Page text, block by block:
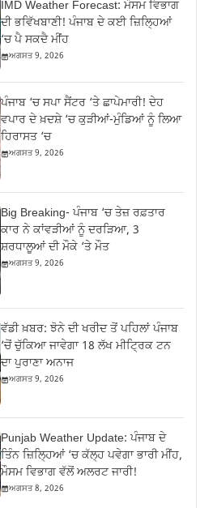
IMD Weather Forecast: ਮੌਸਮ ਵਿਭਾਗ
ਦੀ ਭਵਿੱਖਬਾਣੀ! ਪੰਜਾਬ ਦੇ ਕਈ ਜ਼ਿਲ੍ਹਿਆਂ
‘ਚ ਪੈ ਸਕਦੈ ਮੀਂਹ
ਅਗਸਤ 9, 2026
ਪੰਜਾਬ ‘ਚ ਸਪਾ ਸੈਂਟਰ ‘ਤੇ ਛਾਪੇਮਾਰੀ! ਦੇਹ
ਵਪਾਰ ਦੇ ਖ਼ਦਸ਼ੇ ‘ਚ ਕੁੜੀਆਂ-ਮੁੰਡਿਆਂ ਨੂੰ ਲਿਆ
ਹਿਰਾਸਤ ‘ਚ
ਅਗਸਤ 9, 2026
Big Breaking- ਪੰਜਾਬ ‘ਚ ਤੇਜ਼ ਰਫ਼ਤਾਰ
ਕਾਰ ਨੇ ਕਾਂਵੜੀਆਂ ਨੂੰ ਦਰੜਿਆ, 3
ਸ਼ਰਧਾਲੂਆਂ ਦੀ ਮੌਕੇ ‘ਤੇ ਮੌਤ
ਅਗਸਤ 9, 2026
ਵੱਡੀ ਖ਼ਬਰ: ਝੋਨੇ ਦੀ ਖਰੀਦ ਤੋਂ ਪਹਿਲਾਂ ਪੰਜਾਬ
‘ਚੋਂ ਚੁੱਕਿਆ ਜਾਵੇਗਾ 18 ਲੱਖ ਮੀਟ੍ਰਿਕ ਟਨ
ਦਾ ਪੁਰਾਣਾ ਅਨਾਜ
ਅਗਸਤ 9, 2026
Punjab Weather Update: ਪੰਜਾਬ ਦੇ
ਤਿੰਨ ਜ਼‍ਿਲ੍ਹਿਆਂ ‘ਚ ਕੱਲ੍ਹ ਪਵੇਗਾ ਭਾਰੀ ਮੀਂਹ,
ਮੌਸਮ ਵਿਭਾਗ ਵੱਲੋਂ ਅਲਰਟ ਜਾਰੀ!
ਅਗਸਤ 8, 2026